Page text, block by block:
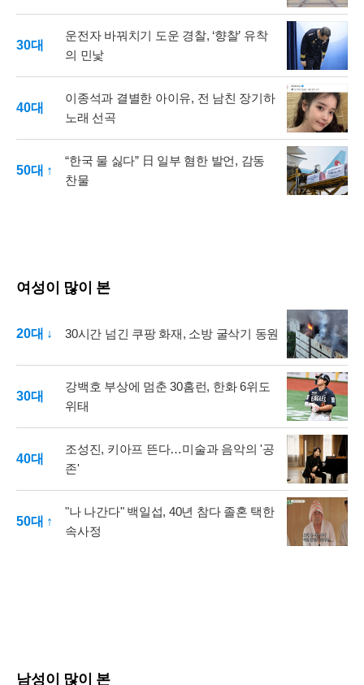
30대
운전자 바꿔치기 도운 경찰, ‘향찰’ 유착
의 민낯
40대
이종석과 결별한 아이유, 전 남친 장기하
노래 선곡
50대 ↑
“한국 물 싫다” 日 일부 혐한 발언, 감동
찬물
여성이 많이 본
20대 ↓ 30시간 넘긴 쿠팡 화재, 소방 굴삭기 동원
30대
강백호 부상에 멈춘 30홈런, 한화 6위도
위태
40대
조성진, 키아프 뜬다…미술과 음악의 '공
존'
50대 ↑
"나 나간다" 백일섭, 40년 참다 졸혼 택한
속사정
남성이 많이 본